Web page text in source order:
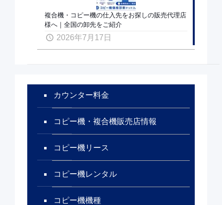
複合機・コピー機の仕入先をお探しの販売代理店
様へ｜全国の卸先をご紹介
2026年7月17日
カウンター料金
コピー機・複合機販売店情報
コピー機リース
コピー機レンタル
コピー機機種